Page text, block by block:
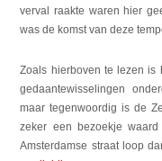
verval raakte waren hier
was de komst van deze
Zoals hierboven te lezen is
gedaantewisselingen
maar tegenwoordig is de
zeker een bezoekje
Amsterdamse straat loop